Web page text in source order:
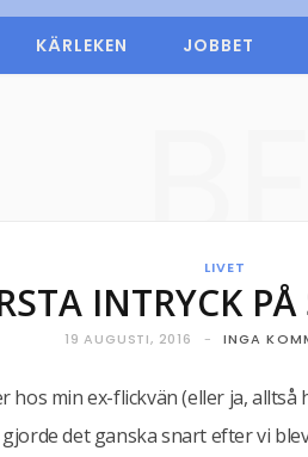
KÄRLEKEN JOBBET
LIVET
INTRYCK
19 AUGUSTI, 2016 INGA
hos min ex-flickvän (eller ja,
det ganska snart efter vi